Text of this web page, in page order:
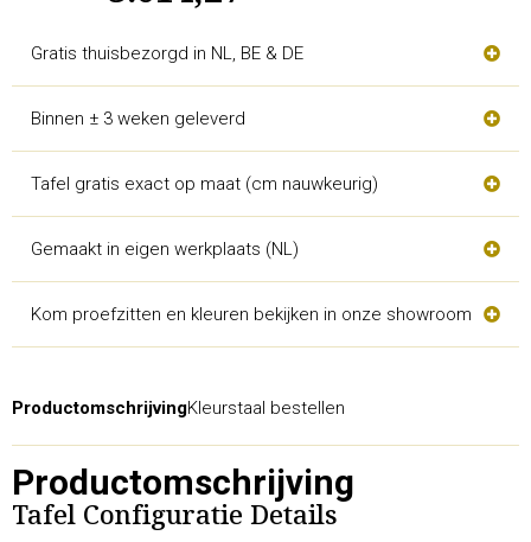
Gratis thuisbezorgd in NL, BE & DE
Binnen ± 3 weken geleverd
Tafel gratis exact op maat (cm nauwkeurig)
Gemaakt in eigen werkplaats (NL)
Kom proefzitten en kleuren bekijken in onze showroom
ProductomschrijvingKleurstaal bestellen
Productomschrijving
Tafel Configuratie Details